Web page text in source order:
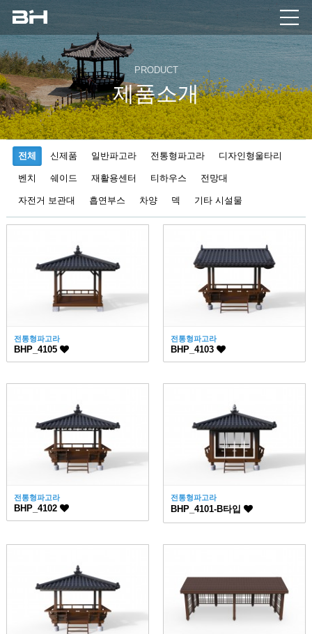
PRODUCT
제품소개
전체 신제품 일반파고라 전통형파고라 디자인형울타리
벤치 쉐이드 재활용센터 티하우스 전망대
자전거 보관대 흡연부스 차양 덱 기타 시설물
전통형파고라
BHP_4105
전통형파고라
BHP_4103
전통형파고라
BHP_4102
전통형파고라
BHP_4101-B타입